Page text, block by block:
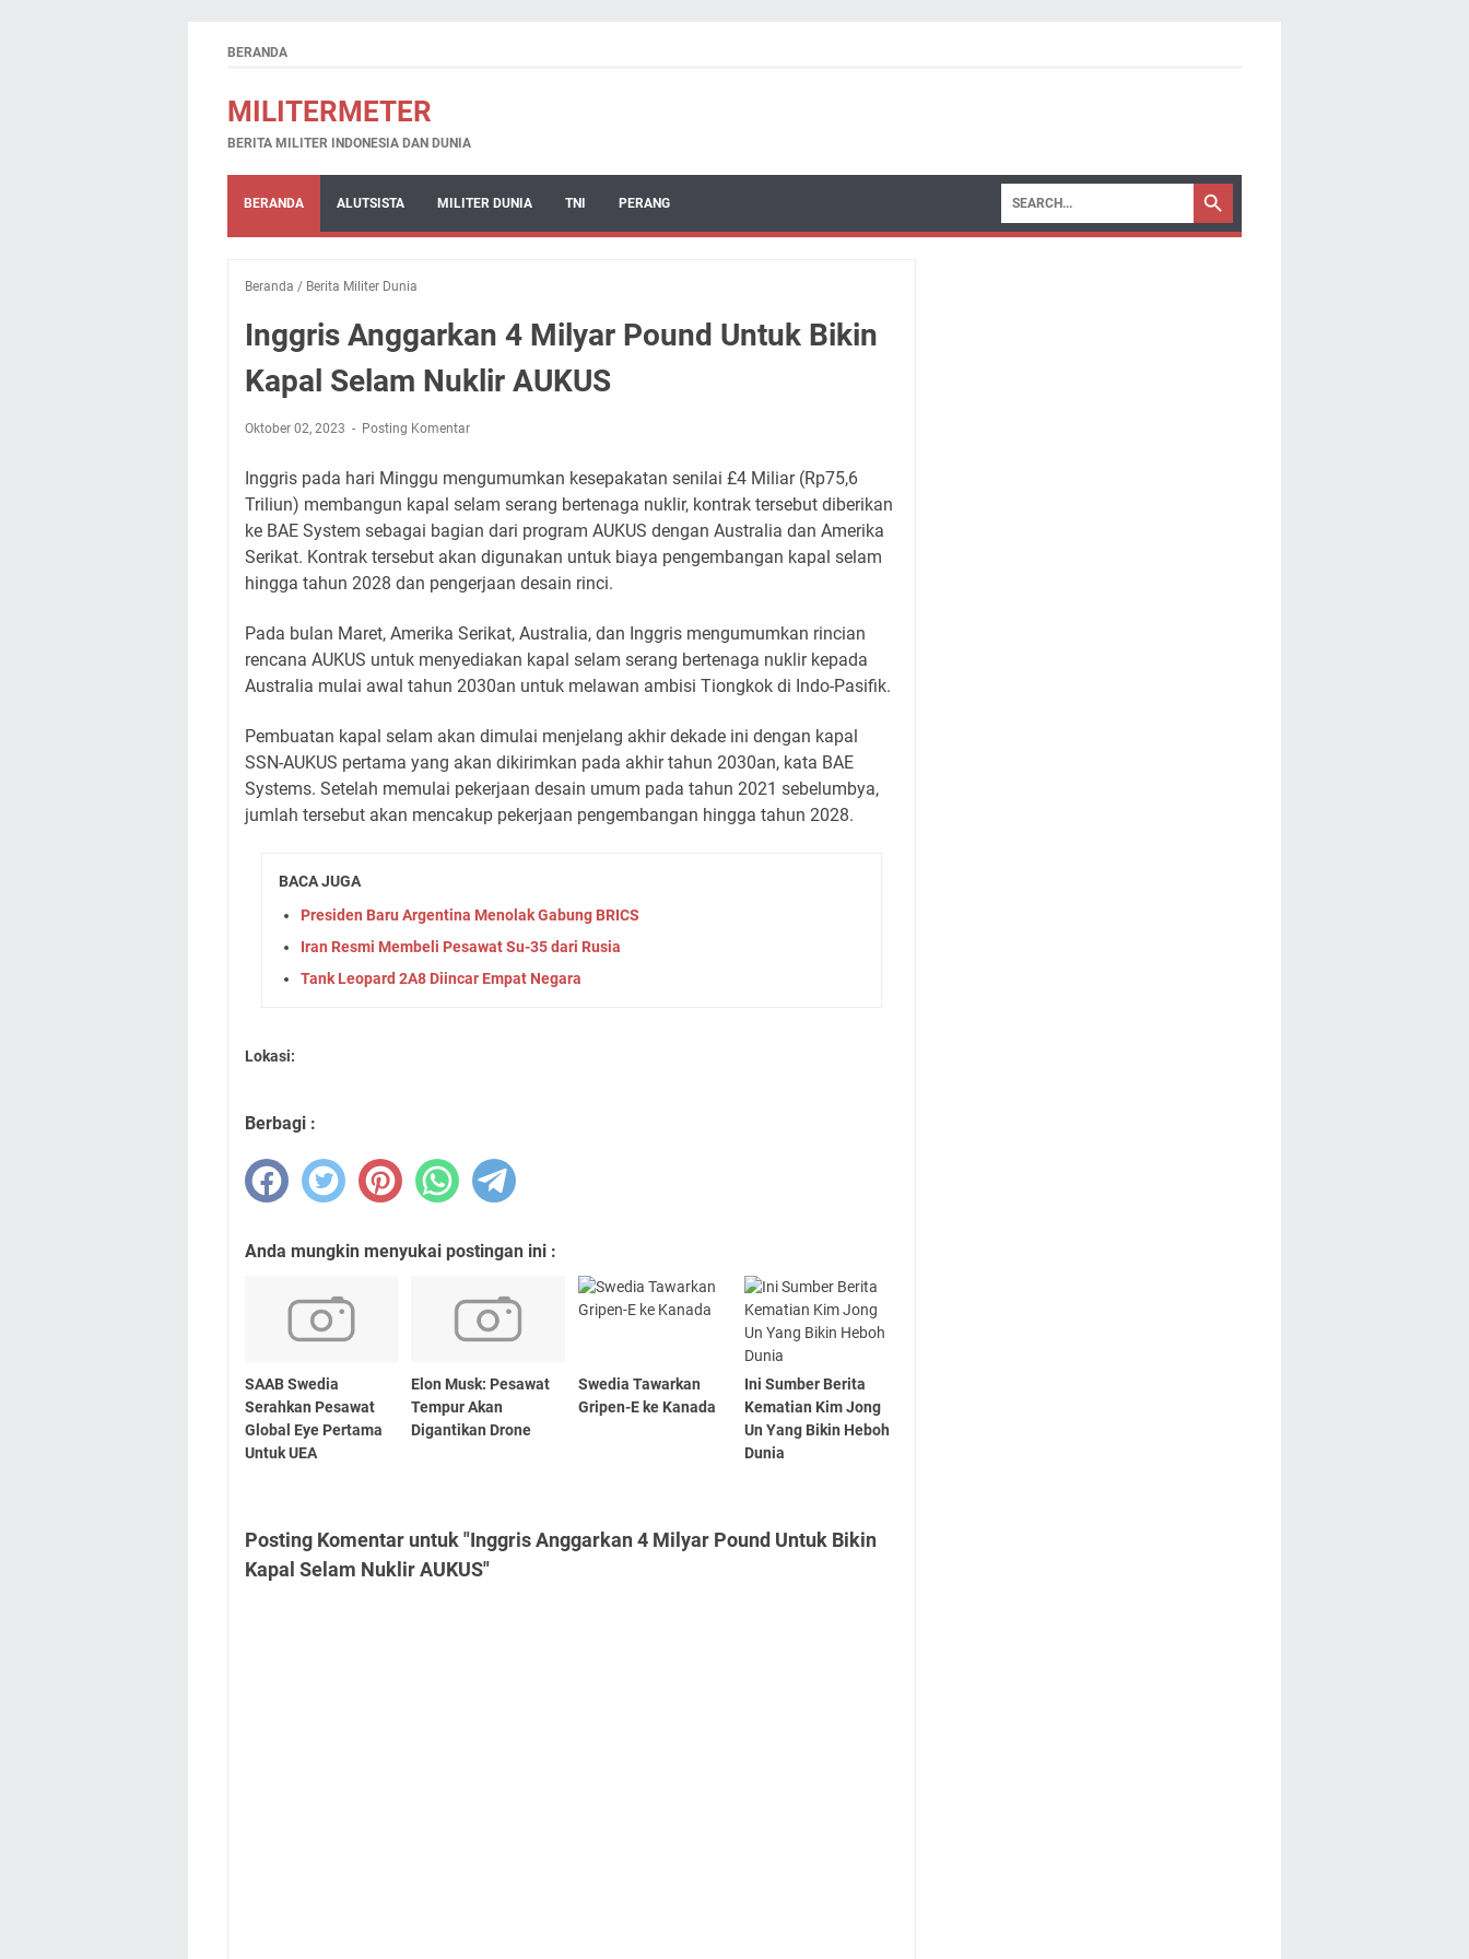
BERANDA
MILITERMETER
BERITA MILITER INDONESIA DAN DUNIA
BERANDA ALUTSISTA MILITER DUNIA TNI PERANG
Beranda / Berita Militer Dunia
Inggris Anggarkan 4 Milyar Pound Untuk Bikin
Kapal Selam Nuklir AUKUS
Oktober 02, 2023 Posting Komentar
Inggris pada hari Minggu mengumumkan kesepakatan senilai £4 Miliar (Rp75,6
Triliun) membangun kapal selam serang bertenaga nuklir, kontrak tersebut diberikan
ke BAE System sebagai bagian dari program AUKUS dengan Australia dan Amerika
Serikat. Kontrak tersebut akan digunakan untuk biaya pengembangan kapal selam
hingga tahun 2028 dan pengerjaan desain rinci.
Pada bulan Maret, Amerika Serikat, Australia, dan Inggris mengumumkan rincian
rencana AUKUS untuk menyediakan kapal selam serang bertenaga nuklir kepada
Australia mulai awal tahun 2030an untuk melawan ambisi Tiongkok di Indo-Pasifik.
Pembuatan kapal selam akan dimulai menjelang akhir dekade ini dengan kapal
SSN-AUKUS pertama yang akan dikirimkan pada akhir tahun 2030an, kata BAE
Systems. Setelah memulai pekerjaan desain umum pada tahun 2021 sebelumbya,
jumlah tersebut akan mencakup pekerjaan pengembangan hingga tahun 2028.
BACA JUGA
Presiden Baru Argentina Menolak Gabung BRICS
Iran Resmi Membeli Pesawat Su-35 dari Rusia
Tank Leopard 2A8 Diincar Empat Negara
Lokasi:
Berbagi :
Anda mungkin menyukai postingan ini :
SAAB Swedia
Serahkan Pesawat
Global Eye Pertama
Untuk UEA
Elon Musk: Pesawat
Tempur Akan
Digantikan Drone
Swedia Tawarkan
Gripen-E ke Kanada
Ini Sumber Berita
Kematian Kim Jong
Un Yang Bikin Heboh
Dunia
Posting Komentar untuk "Inggris Anggarkan 4 Milyar Pound Untuk Bikin
Kapal Selam Nuklir AUKUS"